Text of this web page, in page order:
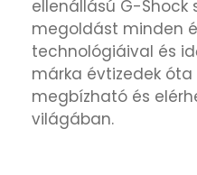
ellenállású G-Shock
megoldást minden
technológiáival és
márka évtizedek
megbízható és
világában.